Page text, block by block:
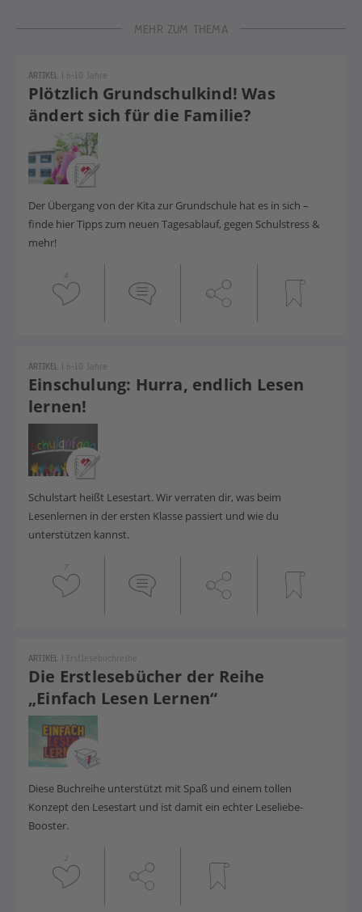
MEHR ZUM THEMA
Plötzlich Grundschulkind! Was
ändert sich für die Familie?
ARTIKEL | 6-10 Jahre
Der Übergang von der Kita zur Grundschule hat es in sich –
finde hier Tippszum neuen Tagesablauf, gegen Schulstress &
mehr!
4
Einschulung: Hurra, endlich Lesen
lernen!
ARTIKEL | 6-10 Jahre
Schulstart heißt Lesestart. Wir verraten dir, was beim
Lesenlernen in der ersten Klasse passiert und wie du
unterstützen kannst.
7
Die Erstlesebücher der Reihe
„Einfach Lesen Lernen“
ARTIKEL | Erstlesebuchreihe
Diese Buchreihe unterstützt mit Spaß und einem tollen
Konzept den Lesestart und ist damit ein echter Leseliebe-
Booster.
2